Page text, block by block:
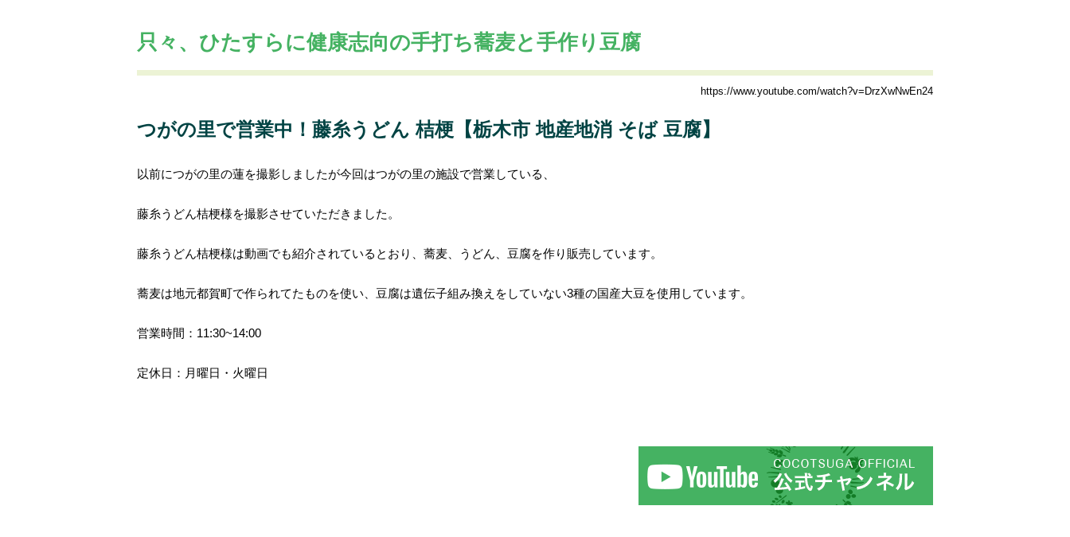
只々、ひたすらに健康志向の手打ち蕎麦と手作り豆腐
https://www.youtube.com/watch?v=DrzXwNwEn24
つがの里で営業中！藤糸うどん 桔梗【栃木市 地産地消 そば 豆腐】
以前につがの里の蓮を撮影しましたが今回はつがの里の施設で営業している、
藤糸うどん桔梗様を撮影させていただきました。
藤糸うどん桔梗様は動画でも紹介されているとおり、蕎麦、うどん、豆腐を作り販売しています。
蕎麦は地元都賀町で作られてたものを使い、豆腐は遺伝子組み換えをしていない3種の国産大豆を使用しています。
営業時間：11:30~14:00
定休日：月曜日・火曜日